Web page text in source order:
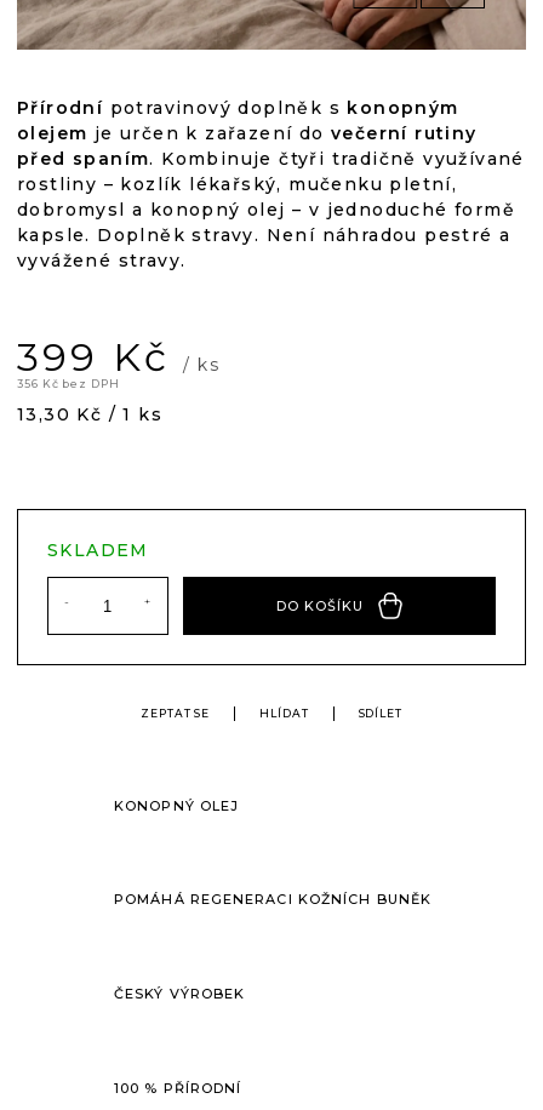
399 Kč/ ks
356 Kč bez DPH
Měrná
13,30 Kč / 1 ks
Přírodní potravinový doplněk s konopným
olejem je určen k zařazení dovečerní rutiny
před spaním. Kombinuje čtyři tradičně využívané
rostliny – kozlík lékařský, mučenku pletní,
dobromysl a konopný olej – v jednoduché formě
kapsle. Doplněk stravy. Není náhradou pestré a
vyvážené stravy.
ZEPTAT SE HLÍDAT SDÍLET
SKLADEM
DO KOŠÍKU
KONOPNÝ OLEJ
POMÁHÁ REGENERACI KOŽNÍCH BUNĚK
ČESKÝ VÝROBEK
100 % PŘÍRODNÍ